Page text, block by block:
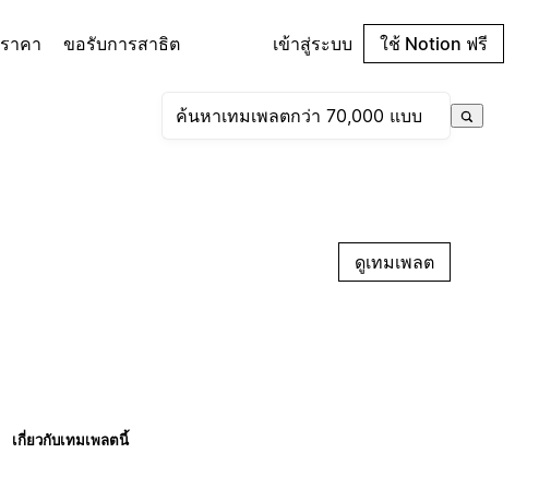
ราคา ขอรับการสาธิต เข้าสู่ระบบ ใช้ Notion ฟรี
ดูเทมเพลต
เกี่ยวกับเทมเพลตนี้